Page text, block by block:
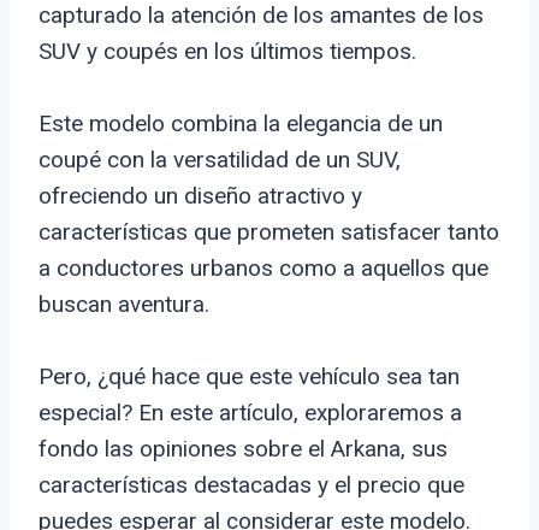
capturado la atención de los amantes de los
SUV y coupés en los últimos tiempos.
Este modelo combina la elegancia de un
coupé con la versatilidad de un SUV,
ofreciendo un diseño atractivo y
características que prometen satisfacer tanto
a conductores urbanos como a aquellos que
buscan aventura.
Pero, ¿qué hace que este vehículo sea tan
especial? En este artículo, exploraremos a
fondo las opiniones sobre el Arkana, sus
características destacadas y el precio que
puedes esperar al considerar este modelo.